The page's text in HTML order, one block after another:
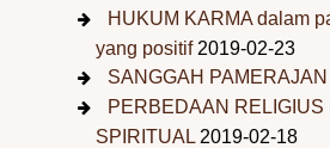
HUKUM KARMA dalam
yang positif 2019-02-23
SANGGAH PAMERAJAN
PERBEDAAN RELIGIUS
SPIRITUAL 2019-02-18